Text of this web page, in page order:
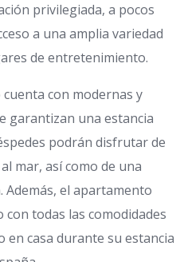
privilegiada, a pocos
a una amplia variedad
de entretenimiento.
con modernas y
garantizan una estancia
podrán disfrutar de
mar, así como de una
Además, el apartamento
todas las comodidades
en casa durante su estancia